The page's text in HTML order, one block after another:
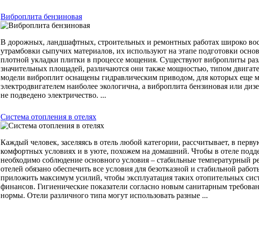
Виброплита бензиновая
В дорожных, ландшафтных, строительных и ремонтных работах широко
утрамбовки сыпучих материалов, их используют на этапе подготовки
плотной укладки плитки в процессе мощения. Существуют виброплиты
значительных площадей, различаются они также мощностью, типом
модели виброплит оснащены гидравлическим приводом, для которых еще
электродвигателем наиболее экологична, а виброплита бензиновая или
не подведено электричество. ...
Система отопления в отелях
Каждый человек, заселяясь в отель любой категории, рассчитывает, в
комфортных условиях и в уюте, похожем на домашний. Чтобы в отеле
необходимо соблюдение основного условия – стабильные температурный
отелей обязано обеспечить все условия для безотказной и стабильной
приложить максимум усилий, чтобы эксплуатация таких отопительных
финансов. Гигиенические показатели согласно новым санитарным
нормы. Отели различного типа могут использовать разные ...